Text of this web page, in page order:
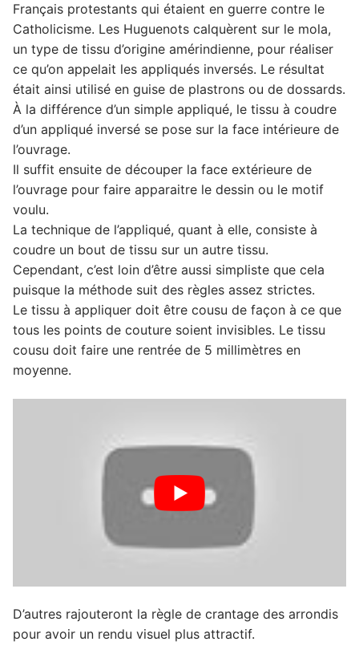
Français protestants qui étaient en guerre contre le
Catholicisme. Les Huguenots calquèrent sur le mola,
un type de tissu d’origine amérindienne, pour réaliser
ce qu’on appelait les appliqués inversés. Le résultat
était ainsi utilisé en guise de plastrons ou de dossards.
À la différence d’un simple appliqué, le tissu à coudre
d’un appliqué inversé se pose sur la face intérieure de
l’ouvrage.
Il suffit ensuite de découper la face extérieure de
l’ouvrage pour faire apparaitre le dessin ou le motif
voulu.
La technique de l’appliqué, quant à elle, consiste à
coudre un bout de tissu sur un autre tissu.
Cependant, c’est loin d’être aussi simpliste que cela
puisque la méthode suit des règles assez strictes.
Le tissu à appliquer doit être cousu de façon à ce que
tous les points de couture soient invisibles. Le tissu
cousu doit faire une rentrée de 5 millimètres en
moyenne.
D’autres rajouteront la règle de crantage des arrondis
pour avoir un rendu visuel plus attractif.